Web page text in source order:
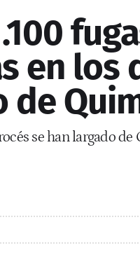
en los
de
se han largado